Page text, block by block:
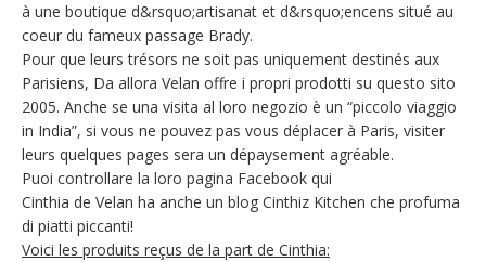
à une boutique d&rsquo;artisanat et d&rsquo;encens situé au
coeur du fameux passage Brady.
Pour que leurs trésors ne soit pas uniquement destinés aux
Parisiens, Da allora Velan offre i propri prodotti su questo sito
2005. Anche se una visita al loro negozio è un “piccolo viaggio
in India”, si vous ne pouvez pas vous déplacer à Paris, visiter
leurs quelques pages sera un dépaysement agréable.
Puoi controllare la loro pagina Facebook qui
Cinthia de Velan ha anche un blog Cinthiz Kitchen che profuma
di piatti piccanti!
Voici les produits reçus de la part de Cinthia: